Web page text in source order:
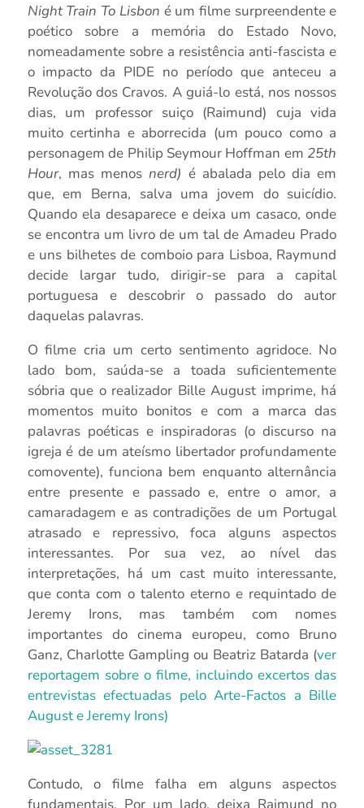
Night Train To Lisbon é um filme surpreendente e
poético sobre a memória do Estado Novo,
nomeadamente sobre a resistência anti-fascista e
o impacto da PIDE no período que anteceu a
Revolução dos Cravos. A guiá-lo está, nos nossos
dias, um professor suiço (Raimund) cuja vida
muito certinha e aborrecida (um pouco como a
personagem de Philip Seymour Hoffman em 25th
Hour, mas menosnerd) é abalada pelo dia em
que, em Berna, salva uma jovem do suicídio.
Quando ela desaparece e deixa um casaco, onde
se encontra um livro de um tal de Amadeu Prado
e uns bilhetes de comboio para Lisboa, Raymund
decide largar tudo, dirigir-se para a capital
portuguesa e descobrir o passado do autor
daquelas palavras.
O filme cria um certo sentimento agridoce. No
lado bom, saúda-se a toada suficientemente
sóbria que o realizador Bille August imprime, há
momentos muito bonitos e com a marca das
palavras poéticas e inspiradoras (o discurso na
igreja é de um ateísmo libertador profundamente
comovente), funciona bem enquanto alternância
entre presente e passado e, entre o amor, a
camaradagem e as contradições de um Portugal
atrasado e repressivo, foca alguns aspectos
interessantes. Por sua vez, ao nível das
interpretações, há um cast muito interessante,
que conta com o talento eterno e requintado de
Jeremy Irons, mas também com nomes
importantes do cinema europeu, como Bruno
Ganz, Charlotte Gampling ou Beatriz Batarda (ver
reportagem sobre o filme, incluindo excertos das
entrevistas efectuadas pelo Arte-Factos a Bille
August e Jeremy Irons)
Contudo, o filme falha em alguns aspectos
fundamentais. Por um lado, deixa Raimund no